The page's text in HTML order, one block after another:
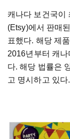
캐나다 보건국이
(Etsy)에서 판매
표했다. 해당 제
2016년부터 캐
다. 해당 법률은
고 명시하고 있다.